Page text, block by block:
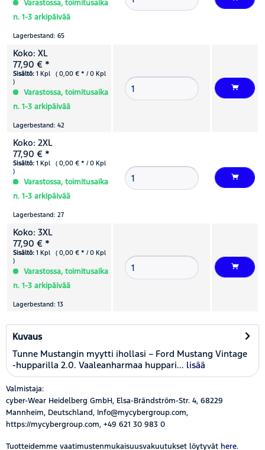
Varastossa, toimitusaika
n. 1-3 arkipäivää
Lagerbestand: 65
Koko: XL
77,90 € *
Sisältö: 1 Kpl ( 0,00 € * / 0 Kpl
)
Varastossa, toimitusaika
n. 1-3 arkipäivää
Lagerbestand: 42
Koko: 2XL
77,90 € *
Sisältö: 1 Kpl ( 0,00 € * / 0 Kpl
)
Varastossa, toimitusaika
n. 1-3 arkipäivää
Lagerbestand: 27
Koko: 3XL
77,90 € *
Sisältö: 1 Kpl ( 0,00 € * / 0 Kpl
)
Varastossa, toimitusaika
n. 1-3 arkipäivää
Lagerbestand: 13
Kuvaus
Tunne Mustangin myytti ihollasi – Ford Mustang Vintage
-hupparilla 2.0. Vaaleanharmaa huppari... lisää
Valmistaja:
cyber-Wear Heidelberg GmbH, Elsa-Brändström-Str. 4, 68229
Mannheim, Deutschland, Info@mycybergroup.com,
https://mycybergroup.com, +49 621 30 983 0
Tuotteidemme vaatimustenmukaisuusvakuutukset löytyvät here.